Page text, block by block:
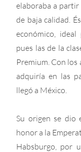
elaboraba a partir
de baja calidad.
económico, ideal
pues las de la
Premium. Con los
adquiría en las
llegó a México.
Su origen se dio
honor a la
Habsburgo, por